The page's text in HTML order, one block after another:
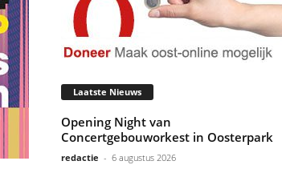
Laatste Nieuws
Opening Night van
Concertgebouworkest in Oosterpark
redactie - 6 augustus 2026